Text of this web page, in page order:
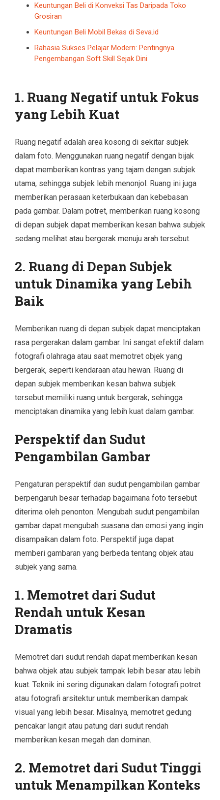
Keuntungan Beli di Konveksi Tas Daripada Toko
Grosiran
Keuntungan Beli Mobil Bekas di Seva.id
Rahasia Sukses Pelajar Modern: Pentingnya
Pengembangan Soft Skill Sejak Dini
1. Ruang Negatif untuk Fokus
yang Lebih Kuat
Ruang negatif adalah area kosong di sekitar subjek
dalam foto. Menggunakan ruang negatif dengan bijak
dapat memberikan kontras yang tajam dengan subjek
utama, sehingga subjek lebih menonjol. Ruang ini juga
memberikan perasaan keterbukaan dan kebebasan
pada gambar. Dalam potret, memberikan ruang kosong
di depan subjek dapat memberikan kesan bahwa subjek
sedang melihat atau bergerak menuju arah tersebut.
2. Ruang di Depan Subjek
untuk Dinamika yang Lebih
Baik
Memberikan ruang di depan subjek dapat menciptakan
rasa pergerakan dalam gambar. Ini sangat efektif dalam
fotografi olahraga atau saat memotret objek yang
bergerak, seperti kendaraan atau hewan. Ruang di
depan subjek memberikan kesan bahwa subjek
tersebut memiliki ruang untuk bergerak, sehingga
menciptakan dinamika yang lebih kuat dalam gambar.
Perspektif dan Sudut
Pengambilan Gambar
Pengaturan perspektif dan sudut pengambilan gambar
berpengaruh besar terhadap bagaimana foto tersebut
diterima oleh penonton. Mengubah sudut pengambilan
gambar dapat mengubah suasana dan emosi yang ingin
disampaikan dalam foto. Perspektif juga dapat
memberi gambaran yang berbeda tentang objek atau
subjek yang sama.
1. Memotret dari Sudut
Rendah untuk Kesan
Dramatis
Memotret dari sudut rendah dapat memberikan kesan
bahwa objek atau subjek tampak lebih besar atau lebih
kuat. Teknik ini sering digunakan dalam fotografi potret
atau fotografi arsitektur untuk memberikan dampak
visual yang lebih besar. Misalnya, memotret gedung
pencakar langit atau patung dari sudut rendah
memberikan kesan megah dan dominan.
2. Memotret dari Sudut Tinggi
untuk Menampilkan Konteks